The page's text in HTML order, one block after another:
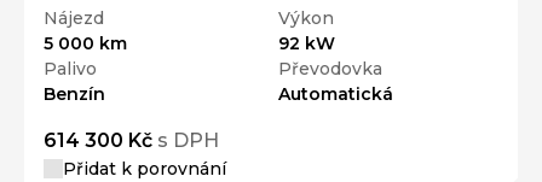
Nájezd
5 000 km
Výkon
92 kW
Palivo
Benzín
Převodovka
Automatická
614 300 Kč s DPH
Přidat k porovnání